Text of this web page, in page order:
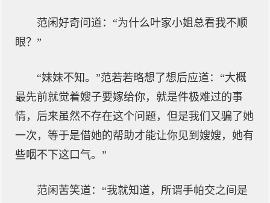
范闲好奇问道：“为什么叶家小姐总看我不顺
眼？”
“妹妹不知。”范若若略想了想后应道：“大概
最先前就觉着嫂子要嫁给你，就是件极难过的事
情，后来虽然不存在这个问题，但是我们又骗了她
一次，等于是借她的帮助才能让你见到嫂嫂，她有
些咽不下这口气。”
范闲苦笑道：“我就知道，所谓手帕交之间是